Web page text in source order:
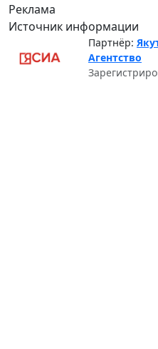
Реклама
Источник информации
Партнёр:
Агентство